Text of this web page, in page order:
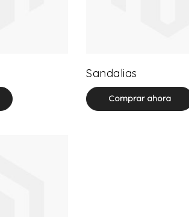
Sandalias
Comprar ahora